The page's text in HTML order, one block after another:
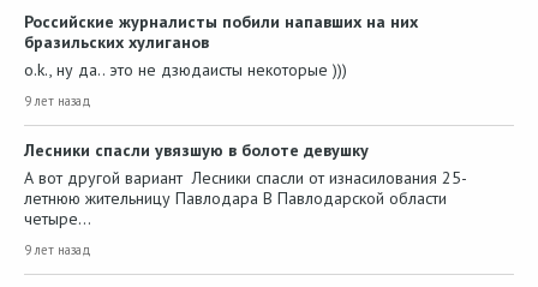
Российские журналисты побили напавших на них
бразильских хулиганов
o.k., ну да.. это не дзюдаисты некоторые )))
9 лет назад
Лесники спасли увязшую в болоте девушку
А вот другой вариант Лесники спасли от изнасилования 25-
летнюю жительницу Павлодара В Павлодарской области
четыре…
9 лет назад